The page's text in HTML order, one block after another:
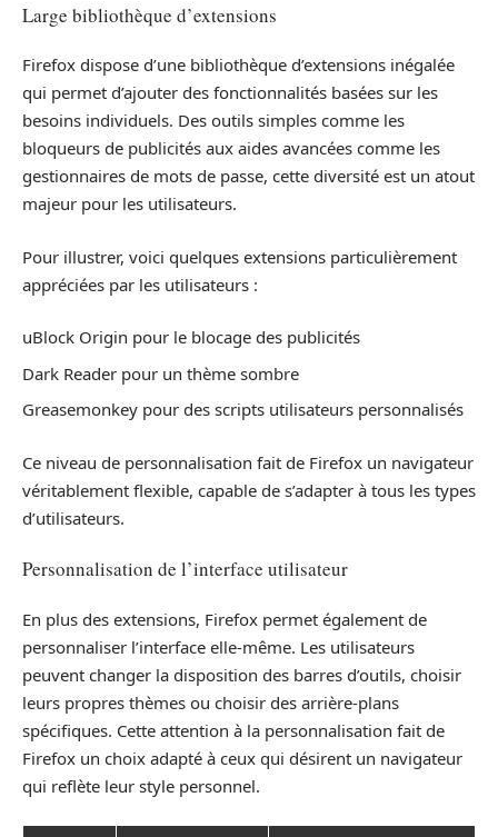
Large bibliothèque d’extensions
Firefox dispose d’une bibliothèque d’extensions inégalée
qui permet d’ajouter des fonctionnalités basées sur les
besoins individuels. Des outils simples comme les
bloqueurs de publicités aux aides avancées comme les
gestionnaires de mots de passe, cette diversité est un atout
majeur pour les utilisateurs.
Pour illustrer, voici quelques extensions particulièrement
appréciées par les utilisateurs :
uBlock Origin pour le blocage des publicités
Dark Reader pour un thème sombre
Greasemonkey pour des scripts utilisateurs personnalisés
Ce niveau de personnalisation fait de Firefox un navigateur
véritablement flexible, capable de s’adapter à tous les types
d’utilisateurs.
Personnalisation de l’interface utilisateur
En plus des extensions, Firefox permet également de
personnaliser l’interface elle-même. Les utilisateurs
peuvent changer la disposition des barres d’outils, choisir
leurs propres thèmes ou choisir des arrière-plans
spécifiques. Cette attention à la personnalisation fait de
Firefox un choix adapté à ceux qui désirent un navigateur
qui reflète leur style personnel.